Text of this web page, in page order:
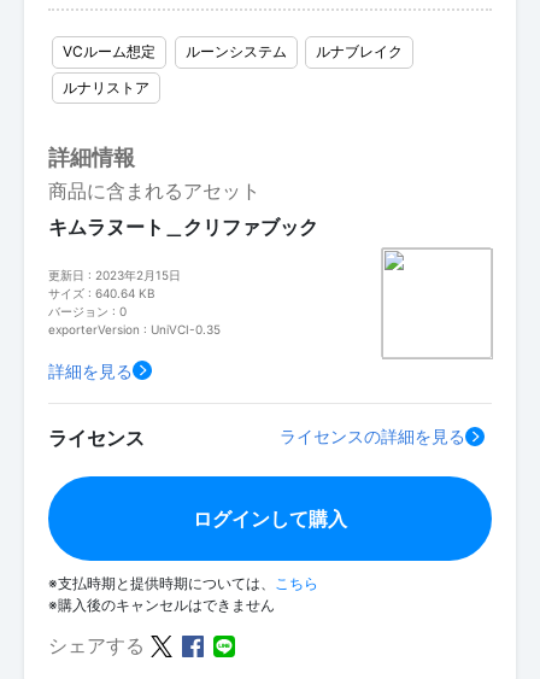
VCルーム想定 ルーンシステム
ルナブレイク
ルナリストア
詳細情報
商品に含まれるアセット
キムラヌート＿クリファブック
更新日 : 2023年2月15日
サイズ : 640.64 KB
バージョン : 0
exporterVersion : UniVCI-0.35
詳細を見る
ライセンス ライセンスの詳細を見る
ログインして購入
※支払時期と提供時期については、 こちら
※購入後のキャンセルはできません
シェアする